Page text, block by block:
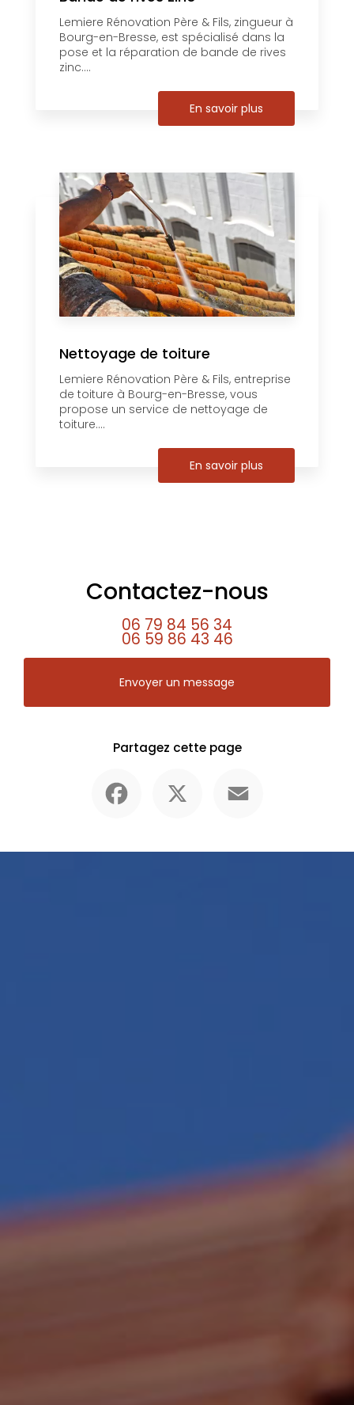
Lemiere Rénovation Père & Fils, zingueur à
Bourg-en-Bresse, est spécialisé dans la
pose et la réparation de bande de rives
zinc....
En savoir plus
Nettoyage de toiture
Lemiere Rénovation Père & Fils, entreprise
de toiture à Bourg-en-Bresse, vous
propose un service de nettoyage de
toiture....
En savoir plus
Contactez-nous
06 79 84 56 34
06 59 86 43 46
Envoyer un message
Partagez cette page